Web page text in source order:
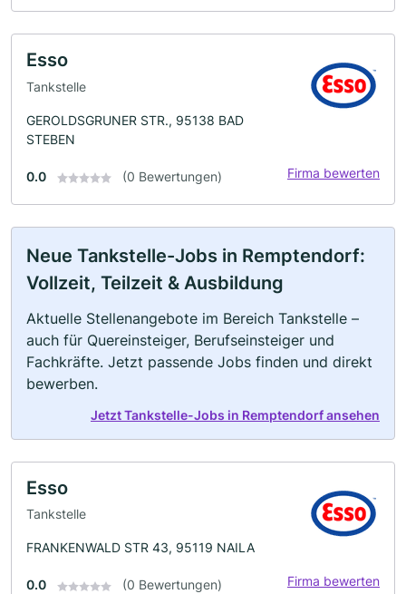
Esso
Tankstelle
GEROLDSGRUNER STR., 95138 BAD
STEBEN
0.0 (0 Bewertungen) Firma bewerten
Neue Tankstelle-Jobs in Remptendorf:
Vollzeit, Teilzeit & Ausbildung
Aktuelle Stellenangebote im Bereich Tankstelle –
auch für Quereinsteiger, Berufseinsteiger und
Fachkräfte. Jetzt passende Jobs finden und direkt
bewerben.
Jetzt Tankstelle-Jobs in Remptendorf ansehen
Esso
Tankstelle
FRANKENWALD STR 43, 95119 NAILA
0.0 (0 Bewertungen) Firma bewerten